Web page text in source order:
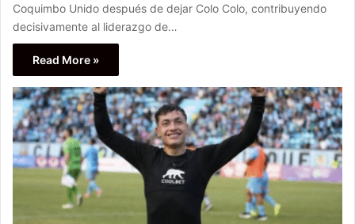
Coquimbo Unido después de dejar Colo Colo, contribuyendo
decisivamente al liderazgo de…
Read More »